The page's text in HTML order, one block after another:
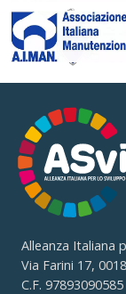
Alleanza Italiana
Via Farini 17,
C.F.